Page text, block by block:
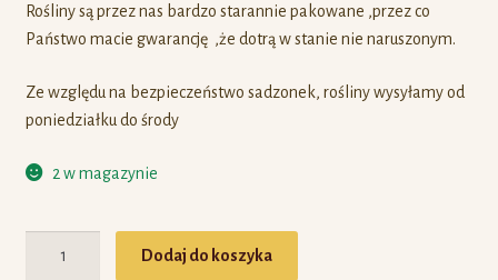
Rośliny są przez nas bardzo starannie pakowane ,przez co
Państwo macie gwarancję ,że dotrą w stanie nie naruszonym.
Ze względu na bezpieczeństwo sadzonek, rośliny wysyłamy od
poniedziałku do środy
2 w magazynie
Dodaj do koszyka